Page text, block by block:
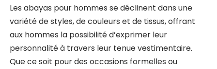
Les abayas pour hommes se déclinent dans une
variété de styles, de couleurs et de tissus, offrant
aux hommes la possibilité d’exprimer leur
personnalité à travers leur tenue vestimentaire.
Que ce soit pour des occasions formelles ou